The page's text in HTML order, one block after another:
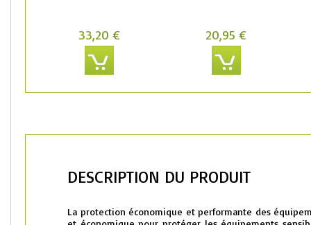
33,20 € 20,95 €
DESCRIPTION DU PRODUIT
La protection économique et performante des